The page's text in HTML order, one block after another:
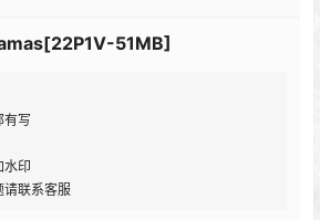
51MB]
有写
水印
请联系客服